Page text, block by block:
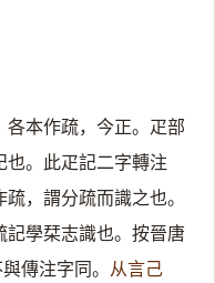
各本作疏，今正。疋部
也。此疋記二字轉注
，謂分疏而識之也。
記學栞志識也。按晉唐
傳注字同。 从言己